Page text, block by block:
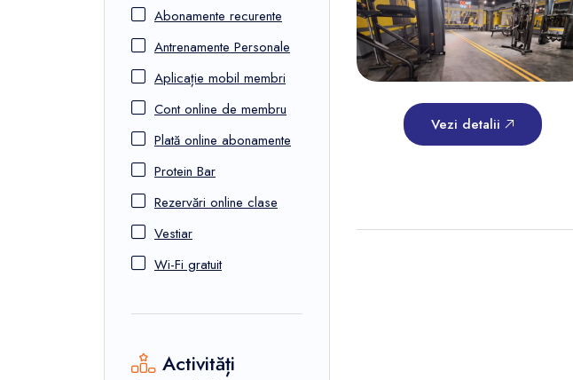
Abonamente recurente
Antrenamente Personale
Aplicație mobil membri
Cont online de membru
Plată online abonamente
Protein Bar
Rezervări online clase
Vestiar
Wi-Fi gratuit
Activități
Vezi detalii